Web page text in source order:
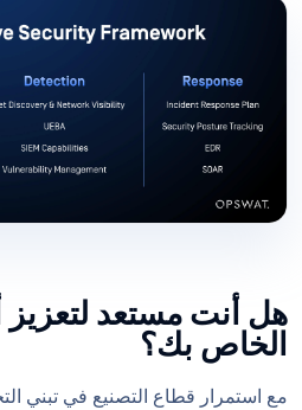
هل أنت مستعد لتعزيز
الخاص بك؟
مع استمرار قطاع التصنيع في تبني